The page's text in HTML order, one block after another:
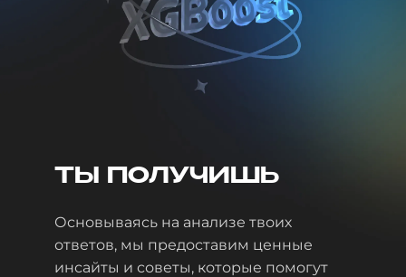
ТЫ ПОЛУЧИШЬ
Основываясь на анализе твоих
ответов, мы предоставим ценные
инсайты и советы, которые помогут